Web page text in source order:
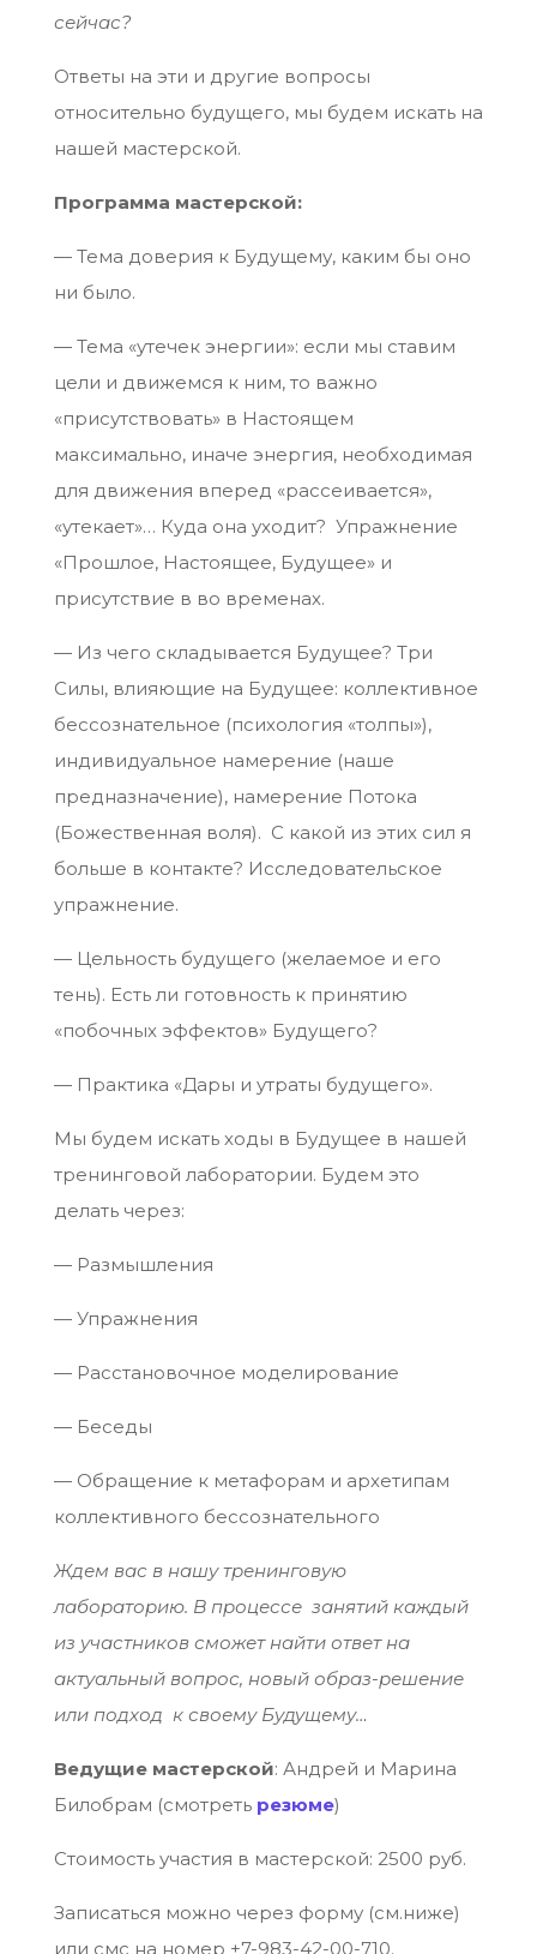
сейчас?
Ответы на эти и другие вопросы
относительно будущего, мы будем искать на
нашей мастерской.
Программа мастерской:
— Тема доверия к Будущему, каким бы оно
ни было.
— Тема «утечек энергии»: если мы ставим
цели и движемся к ним, то важно
«присутствовать» в Настоящем
максимально, иначе энергия, необходимая
для движения вперед «рассеивается»,
«утекает»… Куда она уходит? Упражнение
«Прошлое, Настоящее, Будущее» и
присутствие в во временах.
— Из чего складывается Будущее? Три
Силы, влияющие на Будущее: коллективное
бессознательное (психология «толпы»),
индивидуальное намерение (наше
предназначение), намерение Потока
(Божественная воля). С какой из этих сил я
больше в контакте? Исследовательское
упражнение.
— Цельность будущего (желаемое и его
тень). Есть ли готовность к принятию
«побочных эффектов» Будущего?
— Практика «Дары и утраты будущего».
Мы будем искать ходы в Будущее в нашей
тренинговой лаборатории. Будем это
делать через:
— Размышления
— Упражнения
— Расстановочное моделирование
— Беседы
— Обращение к метафорам и архетипам
коллективного бессознательного
Ждем вас в нашу тренинговую
лабораторию. В процессе занятий каждый
из участников сможет найти ответ на
актуальный вопрос, новый образ-решение
или подход к своему Будущему…
Ведущие мастерской: Андрей и Марина
Билобрам (смотреть резюме)
Стоимость участия в мастерской: 2500 руб.
Записаться можно через форму (см.ниже)
или смс на номер +7-983-42-00-710.